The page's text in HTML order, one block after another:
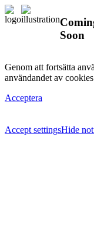
Soon
Genom att fortsätta
användandet av
Acceptera
Accept settingsHide